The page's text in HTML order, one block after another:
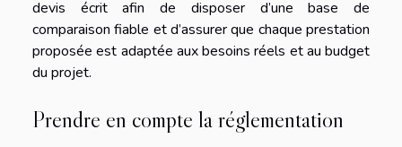
devis écrit afin de disposer d’une base de
comparaison fiable et d’assurer que chaque prestation
proposée est adaptée aux besoins réels et au budget
du projet.
Prendre en compte la réglementation